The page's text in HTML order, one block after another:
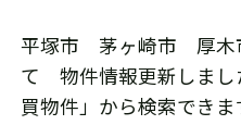
平塚市 茅ヶ崎市 厚木
て 物件情報更新しまし
買物件」から検索できま